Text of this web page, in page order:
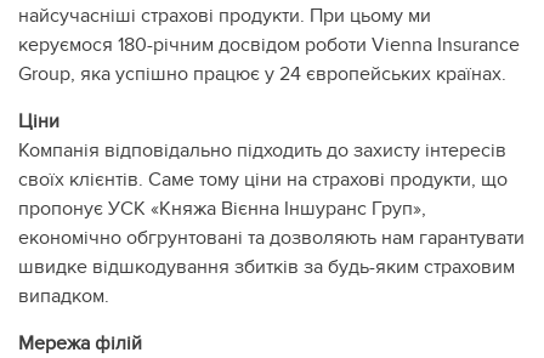
найсучасніші страхові продукти. При цьому ми
керуємося 180-річним досвідом роботи Vienna Insurance
Group, яка успішно працює у 24 європейських країнах.
Ціни
Компанія відповідально підходить до захисту інтересів
своїх клієнтів. Саме тому ціни на страхові продукти, що
пропонує УСК «Княжа Вієнна Іншуранс Груп»,
економічно обгрунтовані та дозволяють нам гарантувати
швидке відшкодування збитків за будь-яким страховим
випадком.
Мережа філій